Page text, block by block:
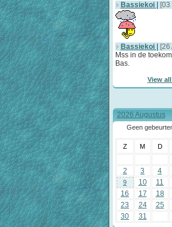
Bassiekoi
Bassiekoi
Mss in de
Bas.
View
2026 Augustus
Geen
Z M D
2
3 4
9 10 11
16
17 18
23
24 25
30
31